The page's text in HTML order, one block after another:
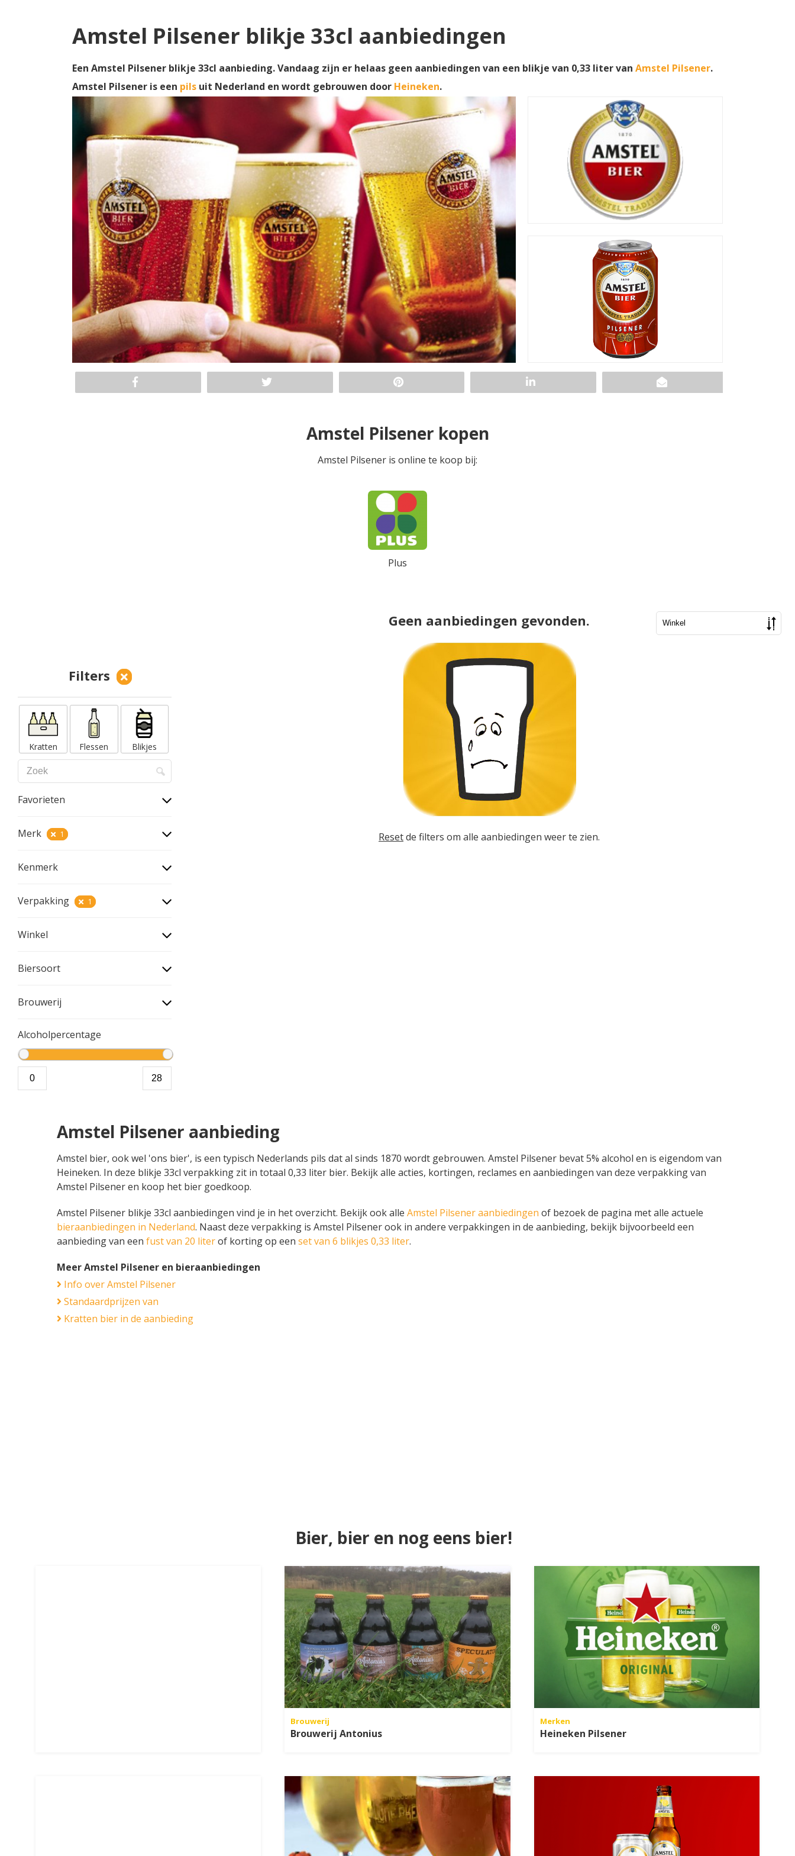
Amstel Pilsener blikje 33cl aanbiedingen
Een Amstel Pilsener blikje 33cl aanbieding. Vandaag zijn er helaas geen aanbiedingen van een blikje van 0,33 liter van Amstel Pilsener.
Amstel Pilsener is een pils uit Nederland en wordt gebrouwen door Heineken.
Amstel Pilsener kopen
Amstel Pilsener is online te koop bij:
Plus
Filters
Kratten Flessen Blikjes
Favorieten
Merk 1
Kenmerk
Verpakking 1
Winkel
Biersoort
Brouwerij
Alcoholpercentage
Geen aanbiedingen gevonden.
Resetde filters om alle aanbiedingen weer te zien.
Amstel Pilsener aanbieding
Amstel bier, ook wel 'ons bier', is een typisch Nederlands pils dat al sinds 1870 wordt gebrouwen. Amstel Pilsener bevat 5% alcohol en is eigendom van
Heineken. In deze blikje 33cl verpakking zit in totaal 0,33 liter bier. Bekijk alle acties, kortingen, reclames en aanbiedingen van deze verpakking van
Amstel Pilsener en koop het bier goedkoop.
Amstel Pilsener blikje 33cl aanbiedingen vind je in het overzicht. Bekijk ook alle Amstel Pilsener aanbiedingen of bezoek de pagina met alle actuele
bieraanbiedingen in Nederland. Naast deze verpakking is Amstel Pilsener ook in andere verpakkingen in de aanbieding, bekijk bijvoorbeeld een
aanbieding van een fust van 20 literof korting op een set van 6 blikjes 0,33 liter.
Meer Amstel Pilsener en bieraanbiedingen
Info over Amstel Pilsener
Standaardprijzen van
Kratten bier in de aanbieding
Bier, bier en nog eens bier!
Brouwerij
Brouwerij Antonius
Merken
Heineken Pilsener